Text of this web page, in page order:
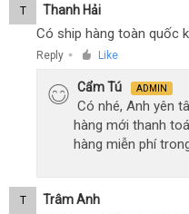
T Thanh Hải
Có ship hàng toàn quốc
Reply ● Like
Cẩm Tú ADMIN
Có nhé, Anh yên
hàng mới thanh
hàng miễn phí
T Trâm Anh